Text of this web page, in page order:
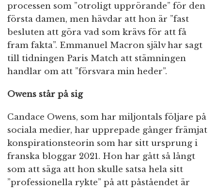
processen som ”otroligt upprörande” för den
första damen, men hävdar att hon är ”fast
besluten att göra vad som krävs för att få
fram fakta”. Emmanuel Macron själv har sagt
till tidningen Paris Match att stämningen
handlar om att ”försvara min heder”.
Owens står på sig
Candace Owens, som har miljontals följare på
sociala medier, har upprepade gånger främjat
konspirationsteorin som har sitt ursprung i
franska bloggar 2021. Hon har gått så långt
som att säga att hon skulle satsa hela sitt
”professionella rykte” på att påståendet är